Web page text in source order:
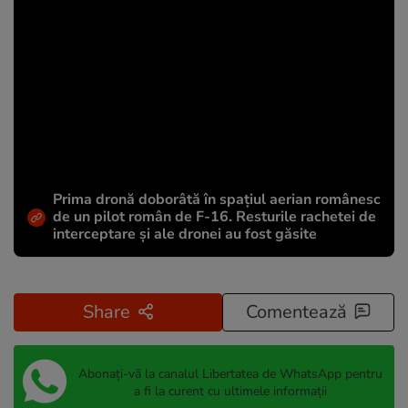
Prima dronă doborâtă în spațiul aerian românesc
de un pilot român de F-16. Resturile rachetei de
interceptare și ale dronei au fost găsite
Share Comentează
Abonați-vă la canalul Libertatea de WhatsApp pentru
a fi la curent cu ultimele informații